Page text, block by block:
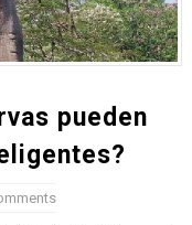
pueden